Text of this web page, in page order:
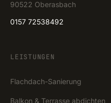
90522 Oberasbach
0157 72538492
LEISTUNGEN
Flachdach-Sanierung
Balkon & Terrasse abdichten